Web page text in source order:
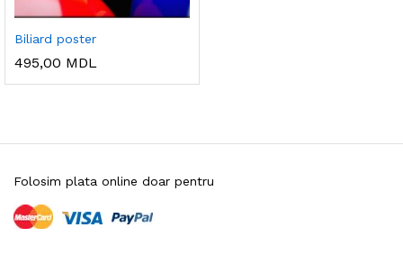
Biliard poster
495,00 MDL
Folosim plata online doar pentru